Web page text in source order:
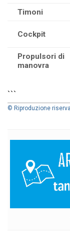
Timoni
Cockpit
Propulsori di
manovra
```
© Riproduzione